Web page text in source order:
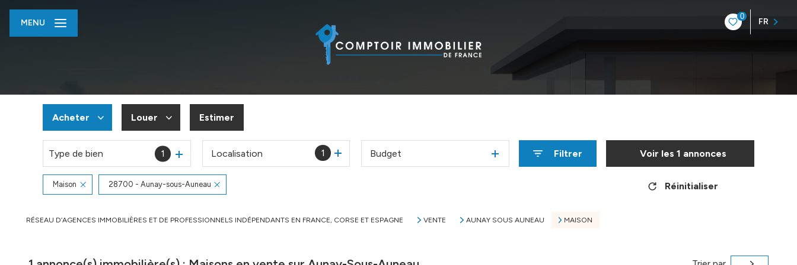
0
FR
MENU
Acheter
De l'ancien
Du neuf
Louer
à l'année
En saisonnier
Estimer
Type de bien 1 1
Localisation Budget Filtrer Voir les 1 annonces
Maison 28700 - Aunay-sous-Auneau Réinitialiser
RÉSEAU D’AGENCES IMMOBILIÈRES ET DE PROFESSIONNELS INDÉPENDANTS EN FRANCE, CORSE ET ESPAGNE VENTE AUNAY SOUS AUNEAU MAISON